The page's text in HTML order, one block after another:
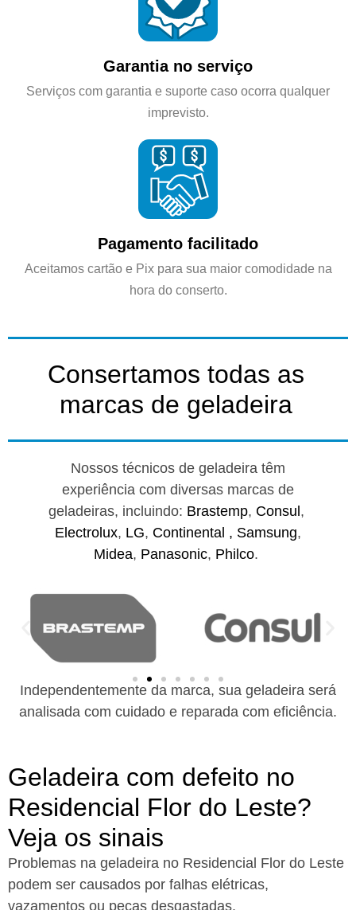
Garantia no serviço
Serviços com garantia e suporte caso ocorra qualquer
imprevisto.
Pagamento facilitado
Aceitamos cartão e Pix para sua maior comodidade na
hora do conserto.
Consertamos todas as
marcas de geladeira
Nossos técnicos de geladeira têm
experiência com diversas marcas de
geladeiras, incluindo: Brastemp, Consul ,
Electrolux, LG, Continental , Samsung,
Midea, Panasonic, Philco.
Independentemente da marca, sua geladeira será
analisada com cuidado e reparada com eficiência.
Geladeira com defeito no
Residencial Flor do Leste?
Veja os sinais
Problemas na geladeira no Residencial Flor do Leste
podem ser causados por falhas elétricas,
vazamentos ou peças desgastadas.